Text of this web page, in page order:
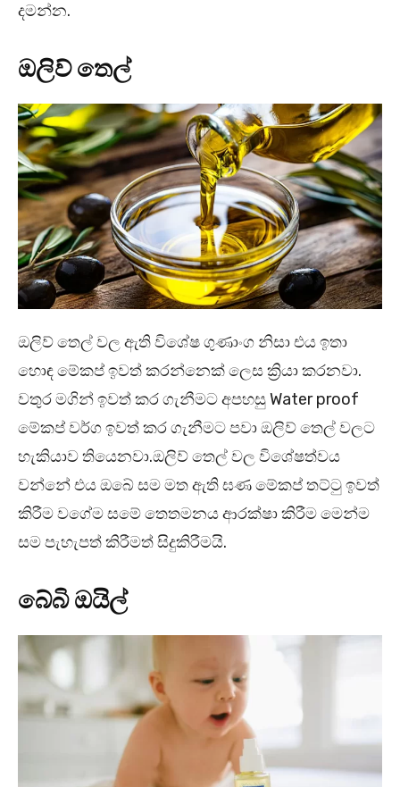
දමන්න.
ඔලිව් තෙල්
ඔලිව් තෙල් වල ඇති විශේෂ ගුණාංග නිසා එය ඉතා
හොඳ මේකප් ඉවත් කරන්නෙක් ලෙස ක්‍රියා කරනවා.
වතුර මගින් ඉවත් කර ගැනීමට අපහසු Water proof
මේකප් වර්ග ඉවත් කර ගැනීමට පවා ඔලිව් තෙල් වලට
හැකියාව තියෙනවා.ඔලිව් තෙල් වල විශේෂත්වය
වන්නේ එය ඔබේ සම මත ඇති ඝණ මේකප් තට්ටු ඉවත්
කිරීම වගේම සමේ තෙතමනය ආරක්ෂා කිරීම මෙන්ම
සම පැහැපත් කිරීමත් සිදුකිරීමයි.
බේබි ඔයිල්